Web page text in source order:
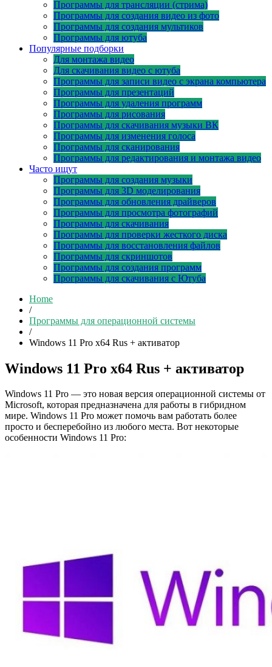
Программы для трансляции (стрима)
Программы для создания видео из фото
Программы для создания мультиков
Программы для ютуба
Популярные подборки
Для монтажа видео
Для скачивания видео с ютуба
Программы для записи видео с экрана компьютера
Программы для презентаций
Программы для удаления программ
Программы для рисования
Программы для скачивания музыки ВК
Программы для изменения голоса
Программы для сканирования
Программы для редактирования и монтажа видео
Часто ищут
Программы для создания музыки
Программы для 3D моделирования
Программы для обновления драйверов
Программы для просмотра фотографий
Программы для скачивания
Программы для проверки жесткого диска
Программы для восстановления файлов
Программы для скриншотов
Программы для создания программ
Программы для скачивания с Ютуба
Home
/
Программы для операционной системы
/
Windows 11 Pro x64 Rus + активатор
Windows 11 Pro x64 Rus + активатор
Windows 11 Pro — это новая версия операционной системы от
Microsoft, которая предназначена для работы в гибридном
мире. Windows 11 Pro может помочь вам работать более
просто и бесперебойно из любого места. Вот некоторые
особенности Windows 11 Pro: